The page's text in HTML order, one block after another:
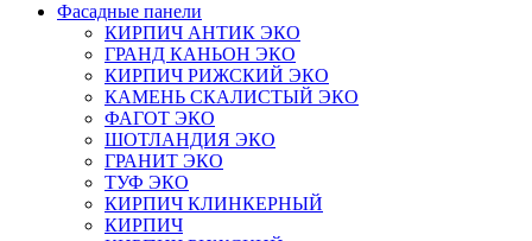
Фасадные панели
КИРПИЧ АНТИК ЭКО
ГРАНД КАНЬОН ЭКО
КИРПИЧ РИЖСКИЙ ЭКО
КАМЕНЬ СКАЛИСТЫЙ ЭКО
ФАГОТ ЭКО
ШОТЛАНДИЯ ЭКО
ГРАНИТ ЭКО
ТУФ ЭКО
КИРПИЧ КЛИНКЕРНЫЙ
КИРПИЧ